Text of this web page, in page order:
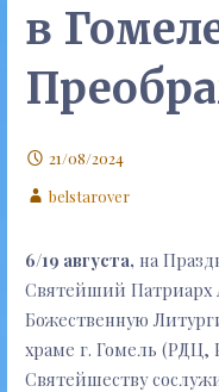
в
21/08/2024
belstarover
6/19 августа, на
Святейший Патриарх
Божественную
храме г. Гомель (РДЦ,
Святейшеству